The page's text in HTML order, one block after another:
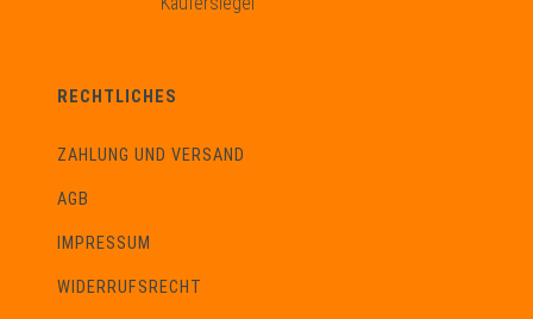
RECHTLICHES
ZAHLUNG UND VERSAND
AGB
IMPRESSUM
WIDERRUFSRECHT